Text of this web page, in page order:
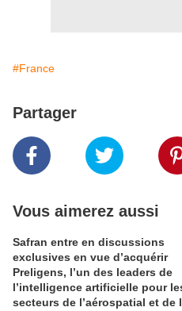
#France
Partager
Vous aimerez aussi
Safran entre en discussions
exclusives en vue d’acquérir
Preligens, l’un des leaders de
l’intelligence artificielle pour
secteurs de l’aérospatial et de